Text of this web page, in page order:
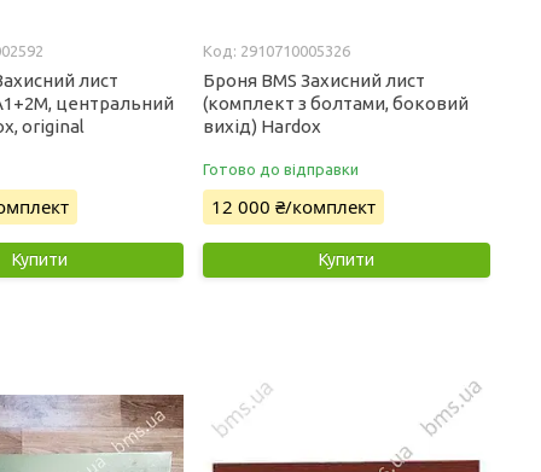
лист
центральний
original
Купити
2910710005326
Броня BMS Захисний лист
(комплект з болтами, боковий
вихід) Hardox
Готово до відправки
12 000 ₴/комплект
Купити